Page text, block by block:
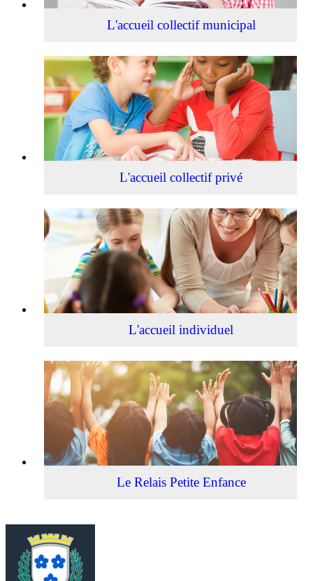
L'accueil collectif municipal
L'accueil
collectif
privé
L'accueil collectif privé
L'accueil
individuel
L'accueil individuel
Le
Relais
Petite
Enfance
Le Relais Petite Enfance